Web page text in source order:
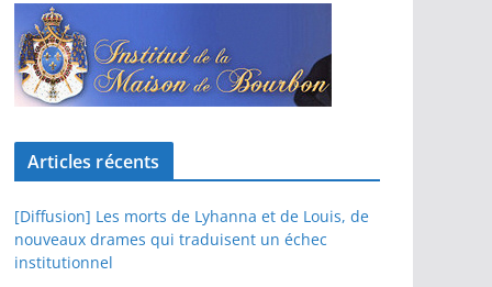
Articles récents
[Diffusion] Les morts de Lyhanna et de Louis, de
nouveaux drames qui traduisent un échec
institutionnel